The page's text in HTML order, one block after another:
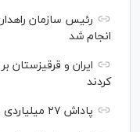
انجام شد
ایران و قرقیزستان
کردند
پاداش ۲۷ میلیاردی برای گزارش رمزارز غیرمجاز